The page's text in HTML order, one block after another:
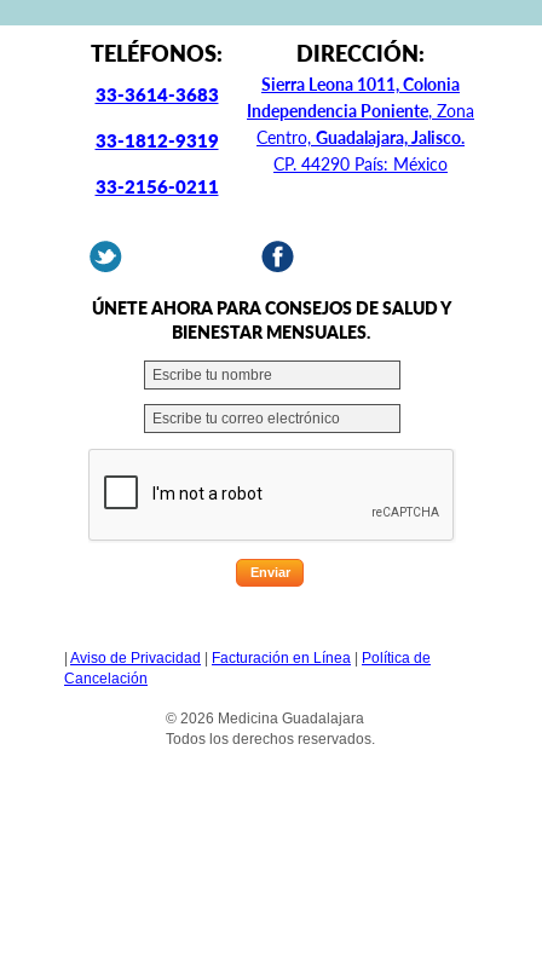
TELÉFONOS:
33-3614-3683
33-1812-9319
33-2156-0211
DIRECCIÓN:
Sierra Leona 1011, Colonia
Independencia Poniente, Zona
Centro, Guadalajara, Jalisco.
CP. 44290 País: México
ÚNETE AHORA PARA CONSEJOS DE SALUD Y
BIENESTAR MENSUALES.
Escribe tu nombre
Escribe tu correo electrónico
Enviar
Aviso de Privacidad Facturación en Línea
Política de
Cancelación
© 2026 Medicina Guadalajara
Todos los derechos reservados.